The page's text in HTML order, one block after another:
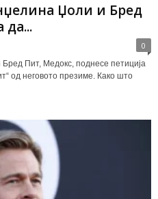
Џоли и Бред
да...
0
Пит, Медокс, поднесе петиција
од неговото презиме. Како што